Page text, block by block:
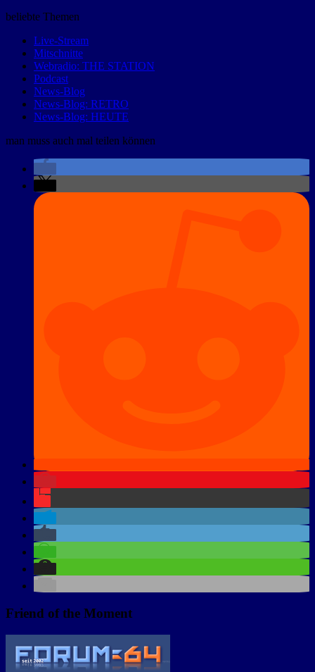
beliebte Themen
Live-Stream
Mitschnitte
Webradio: THE STATION
Podcast
News-Blog
News-Blog: RETRO
News-Blog: HEUTE
man muss auch mal teilen können
Friend of the Moment